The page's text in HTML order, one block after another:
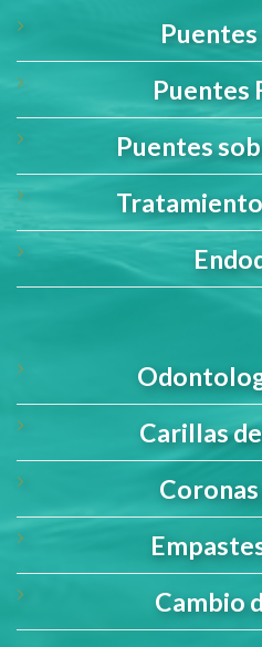
Puentes
Puentes
Carillas
Cambio